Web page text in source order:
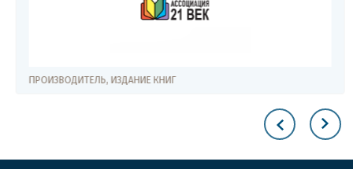
ПРОИЗВОДИТЕЛЬ, ИЗДАНИЕ КНИГ